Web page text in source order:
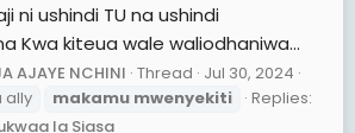
ni ushindi TU na ushindi
Kwa kiteua wale waliodhaniwa...
AJAYE NCHINI Thread Jul 30, 2024
ally
makamu mwenyekiti
Replies:
la Siasa